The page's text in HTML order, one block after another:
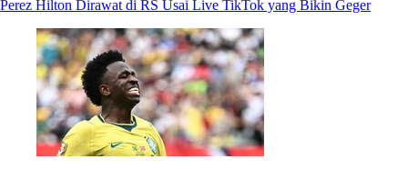
Perez Hilton Dirawat di RS Usai Live TikTok yang Bikin Geger